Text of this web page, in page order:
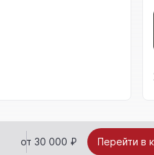
от 30 000 ₽ Перейти в